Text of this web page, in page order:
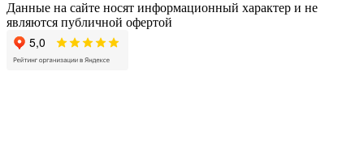
Данные на сайте носят информационный характер и не
являются публичной офертой